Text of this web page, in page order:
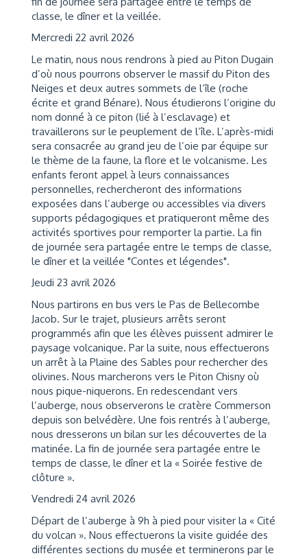
classe, le dîner et la veillée.
Mercredi 22 avril 2026
Le matin, nous nous rendrons à pied au Piton Dugain
d’où nous pourrons observer le massif du Piton des
Neiges et deux autres sommets de l’île (roche
écrite et grand Bénare). Nous étudierons l’origine du
nom donné à ce piton (lié à l’esclavage) et
travaillerons sur le peuplement de l’île. L’après-midi
sera consacrée au grand jeu de l’oie par équipe sur
le thème de la faune, la flore et le volcanisme. Les
enfants feront appel à leurs connaissances
personnelles, rechercheront des informations
exposées dans l’auberge ou accessibles via divers
supports pédagogiques et pratiqueront même des
activités sportives pour remporter la partie. La fin
de journée sera partagée entre le temps de classe,
le dîner et la veillée "Contes et légendes".
Jeudi 23 avril 2026
Nous partirons en bus vers le Pas de Bellecombe
Jacob. Sur le trajet, plusieurs arrêts seront
programmés afin que les élèves puissent admirer le
paysage volcanique. Par la suite, nous effectuerons
un arrêt à la Plaine des Sables pour rechercher des
olivines. Nous marcherons vers le Piton Chisny où
nous pique-niquerons. En redescendant vers
l’auberge, nous observerons le cratère Commerson
depuis son belvédère. Une fois rentrés à l’auberge,
nous dresserons un bilan sur les découvertes de la
matinée. La fin de journée sera partagée entre le
temps de classe, le dîner et la « Soirée festive de
clôture ».
Vendredi 24 avril 2026
Départ de l’auberge à 9h à pied pour visiter la « Cité
du volcan ». Nous effectuerons la visite guidée des
différentes sections du musée et terminerons par le